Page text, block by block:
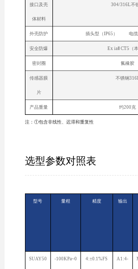
接口及壳
体材料
304/316L不
外壳防护 插头型（IP65） 电
安全防爆 Ex iaⅡ CT5（本
密封圈 氟橡胶
传感器膜
片
不锈钢
产品重量 约200克
注：①包含非线性、迟滞和重复性
选型参数对照表
型号 量程 精度 输出
SUAY50 -100KPa~0 4:±0.1%FS A1:4-